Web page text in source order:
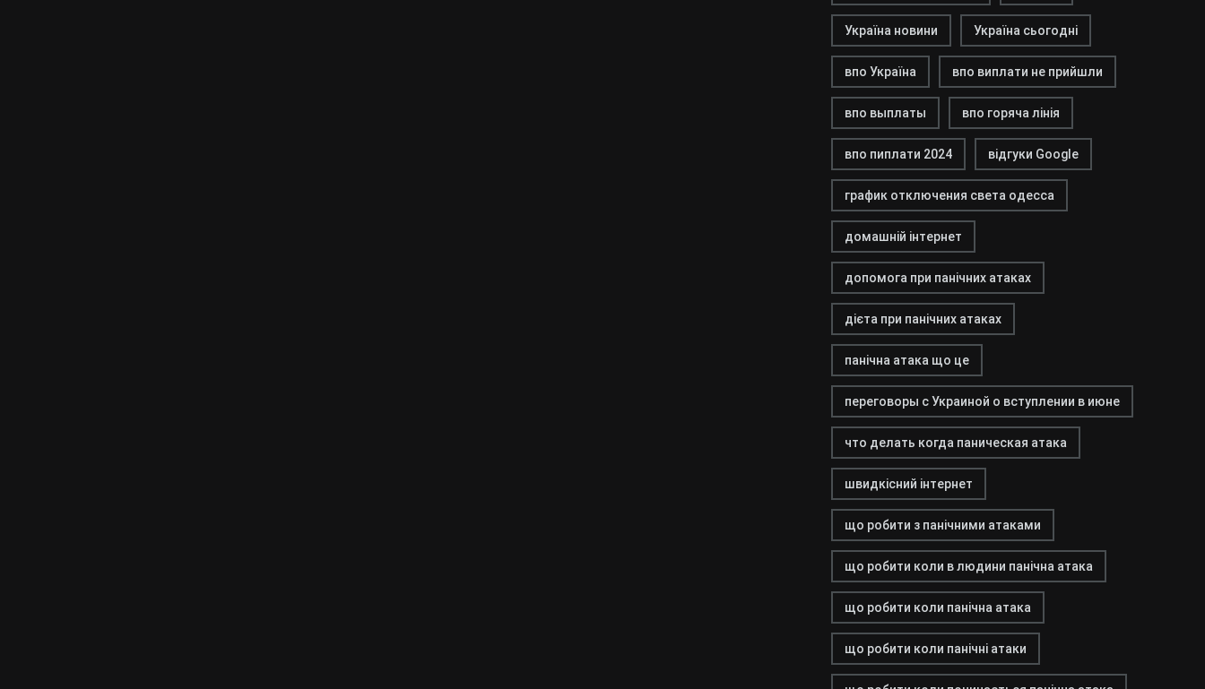
Україна новини Україна сьогодні
впо Україна впо виплати не прийшли
впо выплаты впо горяча лінія
впо пиплати 2024 відгуки Google
график отключения света одесса
домашній інтернет
допомога при панічних атаках
дієта при панічних атаках
панічна атака що це
переговоры с Украиной о вступлении в июне
что делать когда паническая атака
швидкісний інтернет
що робити з панічними атаками
що робити коли в людини панічна атака
що робити коли панічна атака
що робити коли панічні атаки